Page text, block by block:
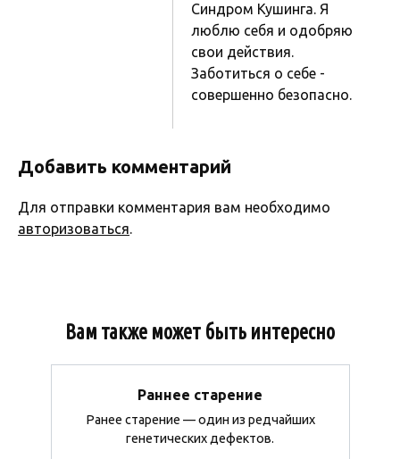
Синдром Кушинга. Я
люблю себя и одобряю
свои действия.
Заботиться о себе -
совершенно безопасно.
Добавить комментарий
Для отправки комментария вам необходимо
авторизоваться.
Вам также может быть интересно
Раннее старение
Ранее старение — один из редчайших
генетических дефектов.